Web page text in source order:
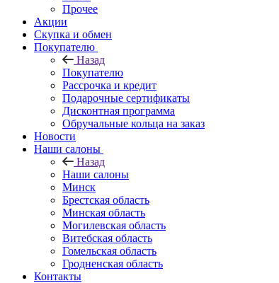
Прочее
Акции
Скупка и обмен
Покупателю
Назад
Покупателю
Рассрочка и кредит
Подарочные сертификаты
Дисконтная программа
Обручальные кольца на заказ
Новости
Наши салоны
Назад
Наши салоны
Минск
Брестская область
Минская область
Могилевская область
Витебская область
Гомельская область
Гродненская область
Контакты